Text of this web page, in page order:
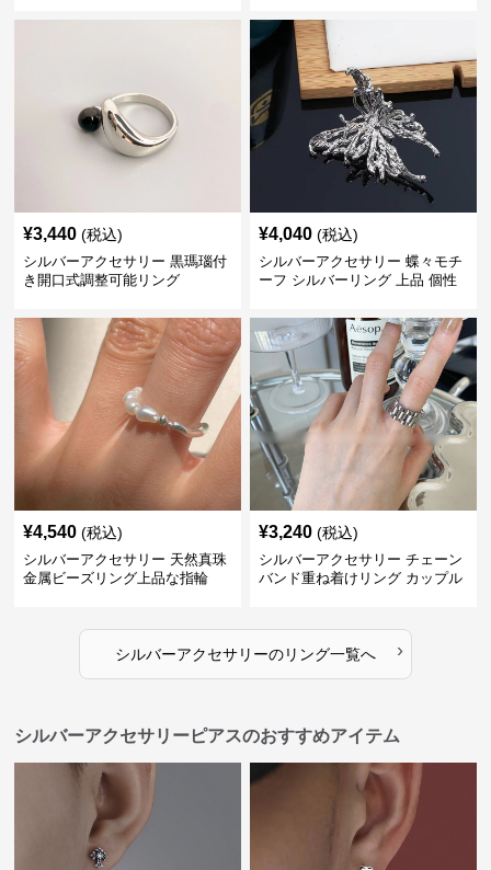
¥3,440 (税込)
シルバーアクセサリー 黒瑪瑙付
き開口式調整可能リング
¥4,040 (税込)
シルバーアクセサリー 蝶々モチ
ーフ シルバーリング 上品 個性
¥4,540 (税込)
シルバーアクセサリー 天然真珠
金属ビーズリング上品な指輪
¥3,240 (税込)
シルバーアクセサリー チェーン
バンド重ね着けリング カップル
シルバーアクセサリーのリング一覧へ ›
シルバーアクセサリーピアスのおすすめアイテム